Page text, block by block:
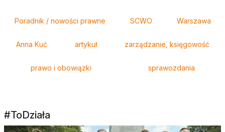
Poradnik / nowości prawne SCWO Warszawa
Anna Kuć artykuł zarządzanie, księgowość
prawo i obowiązki sprawozdania
#ToDziała